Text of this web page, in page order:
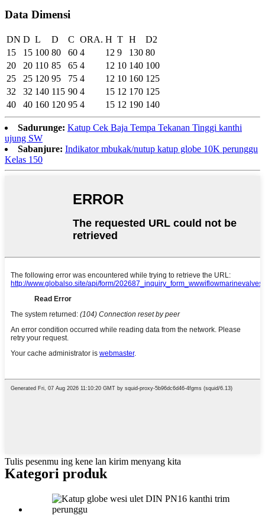
Data Dimensi
DN D L D C ORA. H T H
D2
15
15 100 80 60 4 12 9 130 80
20
20 110 85 65 4 12 10 140 100
25
25 120 95 75 4 12 10 160 125
32
32 140 115 90 4 15 12 170 125
40
40 160 120 95 4 15 12 190 140
Sadurunge: Katup Cek Baja Tempa Tekanan Tinggi kanthi
ujung SW
Sabanjure: Indikator mbukak/nutup katup globe 10K perunggu
Kelas 150
Tulis pesenmu ing kene lan kirim menyang kita
Kategori produk